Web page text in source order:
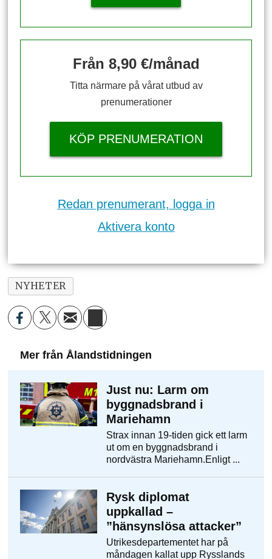
Från 8,90 €/månad
Titta närmare på vårat utbud av
prenumerationer
KÖP PRENUMERATION
Redan prenumerant, logga in
Aktivera konto
NYHETER